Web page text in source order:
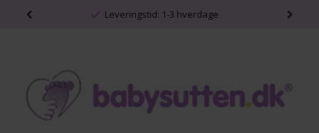
Leveringstid: 1-3 hverdage